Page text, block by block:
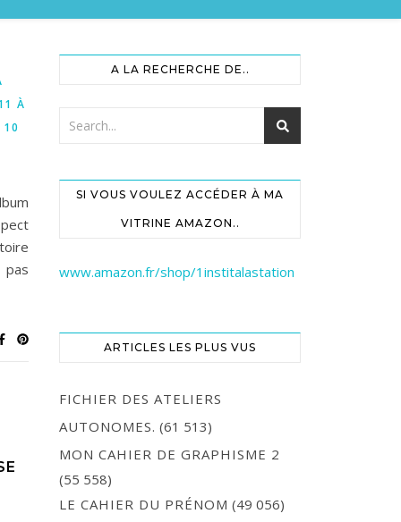
À
10
pas
A LA RECHERCHE DE..
SI VOUS VOULEZ ACCÉDER À MA
VITRINE AMAZON..
www.amazon.fr/shop/1institalastation
ARTICLES LES PLUS VUS
FICHIER DES ATELIERS
AUTONOMES. (61 513)
MON CAHIER DE GRAPHISME 2
(55 558)
LE CAHIER DU PRÉNOM (49 056)